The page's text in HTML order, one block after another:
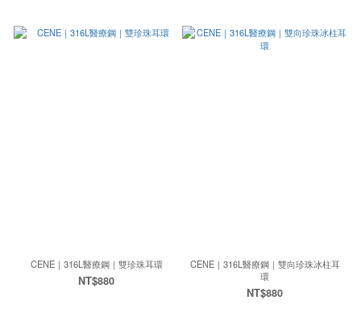
CENE｜316L醫療鋼｜雙珍珠耳環
NT$880
CENE｜316L醫療鋼｜雙向珍珠冰柱耳
環
NT$880